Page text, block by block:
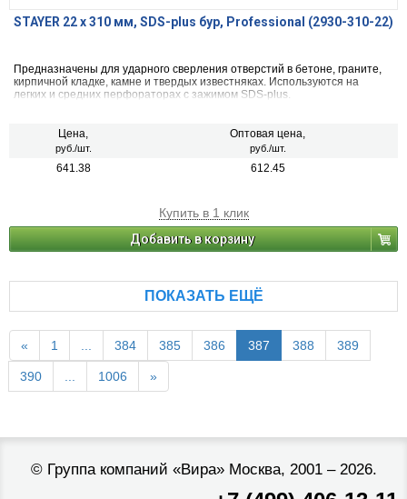
STAYER 22 x 310 мм, SDS-plus бур, Professional (2930-310-22)
Предназначены для ударного сверления отверстий в бетоне, граните,
кирпичной кладке, камне и твердых известняках. Используются на
легких и средних перфораторах с зажимом SDS-plus.
Цена,
руб./шт.
Оптовая цена,
руб./шт.
641.38 612.45
Купить в 1 клик
Добавить в корзину
ПОКАЗАТЬ ЕЩЁ
« 1 ... 384 385 386 387 388 389
390 ... 1006 »
© Группа компаний «Вира»Москва, 2001 – 2026.